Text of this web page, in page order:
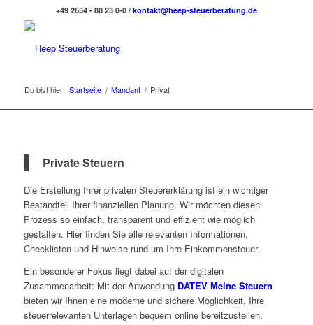
+49 2654 - 88 23 0-0 / kontakt@heep-steuerberatung.de
Du bist hier: Startseite / Mandant / Privat
Private Steuern
Die Erstellung Ihrer privaten Steuererklärung ist ein wichtiger
Bestandteil Ihrer finanziellen Planung. Wir möchten diesen
Prozess so einfach, transparent und effizient wie möglich
gestalten. Hier finden Sie alle relevanten Informationen,
Checklisten und Hinweise rund um Ihre Einkommensteuer.
Ein besonderer Fokus liegt dabei auf der digitalen
Zusammenarbeit: Mit der Anwendung DATEV Meine Steuern
bieten wir Ihnen eine moderne und sichere Möglichkeit, Ihre
steuerrelevanten Unterlagen bequem online bereitzustellen.